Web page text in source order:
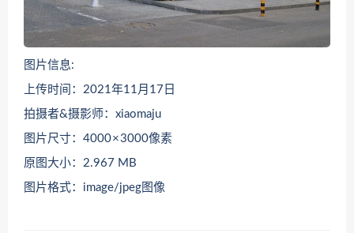
图片信息:
上传时间：2021年11月17日
拍摄者&摄影师：xiaomaju
图片尺寸：4000 × 3000像素
原图大小：2.967 MB
图片格式：image/jpeg图像